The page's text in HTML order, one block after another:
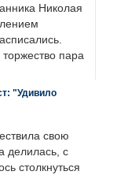
Николая
пара
"Удивило
свою
делилась, с
столкнуться